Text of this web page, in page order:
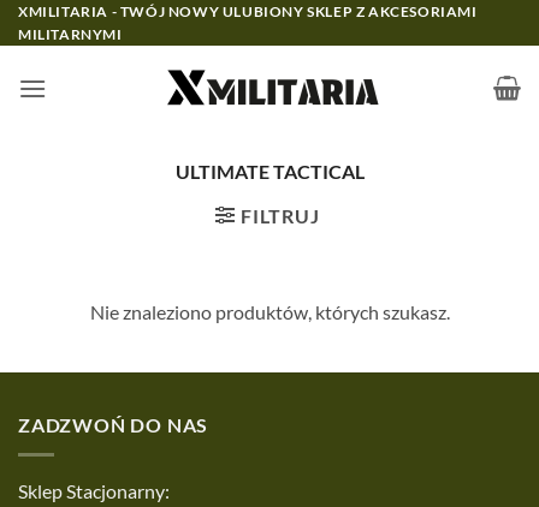
Przewiń
do
XMILITARIA - TWÓJ NOWY ULUBIONY SKLEP Z AKCESORIAMI
MILITARNYMI
ULTIMATE TACTICAL
FILTRUJ
Nie znaleziono produktów, których szukasz.
ZADZWOŃ DO NAS
Sklep Stacjonarny: